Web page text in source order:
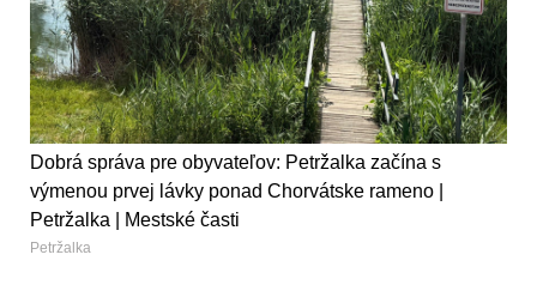
Dobrá správa pre obyvateľov: Petržalka začína s
výmenou prvej lávky ponad Chorvátske rameno |
Petržalka | Mestské časti
Petržalka